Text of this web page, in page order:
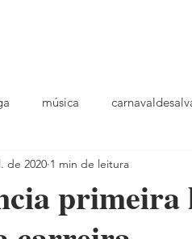
música
primeira
de 2020 1 min de leitura